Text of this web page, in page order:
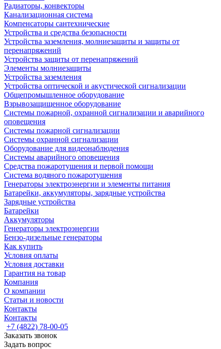
Радиаторы, конвекторы
Канализационная система
Компенсаторы сантехнические
Устройства и средства безопасности
Устройства заземления, молниезащиты и защиты от
перенапряжений
Устройства защиты от перенапряжений
Элементы молниезащиты
Устройства заземления
Устройства оптической и акустической сигнализации
Общепромышленное оборудование
Взрывозащищенное оборудование
Системы пожарной, охранной сигнализации и аварийного
оповещения
Системы пожарной сигнализации
Системы охранной сигнализации
Оборудование для видеонаблюдения
Системы аварийного оповещения
Средства пожаротушения и первой помощи
Система водяного пожаротушения
Генераторы электроэнергии и элементы питания
Батарейки, аккумуляторы, зарядные устройства
Зарядные устройства
Батарейки
Аккумуляторы
Генераторы электроэнергии
Бензо-дизельные генераторы
Как купить
Условия оплаты
Условия доставки
Гарантия на товар
Компания
О компании
Статьи и новости
Контакты
Контакты
+7 (4822) 78-00-05
Заказать звонок
Задать вопрос